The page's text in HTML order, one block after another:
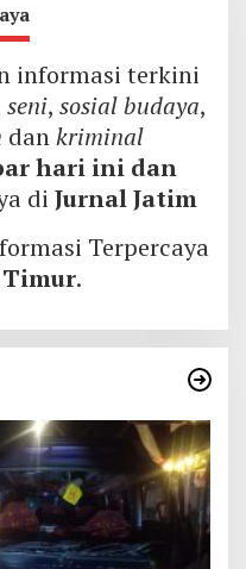
informasi terkini
seni, sosial budaya,
dankriminal
hari ini dan
di Jurnal Jatim
Terpercaya
Timur.